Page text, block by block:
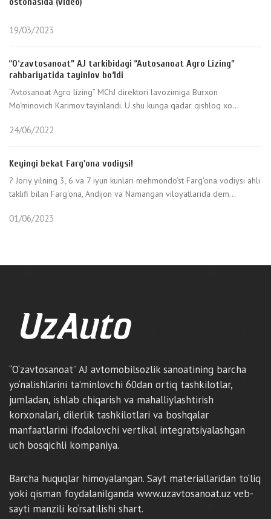
19/03/2023
“O‘zavtosanoat” AJ tarkibidagi “Autosanoat Agro Lizing”
rahbariyatida tayinlov bo‘ldi
“Avtosanoat Agro lizing” MChJ direktori lavozimiga Burxon
Mo‘minovich Karimov tayinlandi. U shu kunga qadar qishloq xo...
24/06/2022
Keyingi bekat Farg'ona vodiysi!
? Joriy yilning 3, 6 va 7 iyun kunlari mehmondo‘st Farg'ona vodiysi ahli
taklifi bilan Farg'ona, Andijon va Namangan viloyatlarida dem...
01/06/2023
“O‘zavtosanoat” AJ avtomobilsozlik sanoatining barcha
yo‘nalishlarini ta’minlovchi 60dan ortiq tashkilotlar,
jumladan, ishlab chiqarish va mahalliylashtirish
korxonalari, dilerlik tashkilotlari va boshqalar
manfaatlarini ifodalovchi vertikal integratsiyalashgan
uch bosqichli kompaniya.
Barcha huquqlar himoyalangan. Sayt materiallaridan to‘liq
yoki qisman foydalanilganda www.uzavtosanoat.uz veb-
sayti manzili ko‘rsatilishi shart.